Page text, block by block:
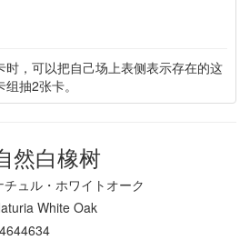
时，可以把自己场上表侧表示存在的这
抽2张卡。
然白橡树
チュル・ホワイトオーク
White Oak